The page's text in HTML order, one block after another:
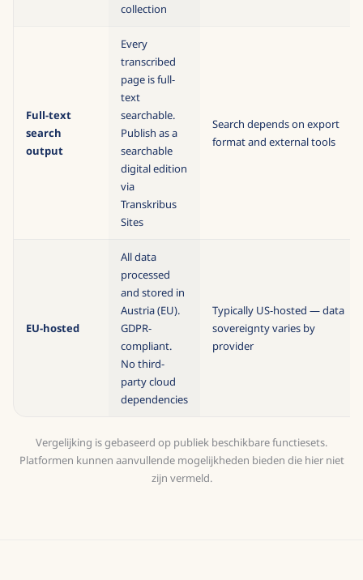
collection
Full-text
search
output
Every
transcribed
page is full-
text
searchable.
Publish as a
searchable
digital edition
via
Transkribus
Sites
Search depends on export
format and external tools
EU-hosted
All data
processed
and stored in
Austria (EU).
GDPR-
compliant.
No third-
party cloud
dependencies
Typically US-hosted — data
sovereignty varies by
provider
Vergelijking is gebaseerd op publiek beschikbare functiesets.
Platformen kunnen aanvullende mogelijkheden bieden die hier niet
zijn vermeld.